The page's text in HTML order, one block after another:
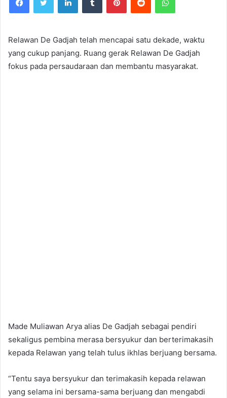
Relawan De Gadjah telah mencapai satu dekade, waktu
yang cukup panjang. Ruang gerak Relawan De Gadjah
fokus pada persaudaraan dan membantu masyarakat.
Made Muliawan Arya alias De Gadjah sebagai pendiri
sekaligus pembina merasa bersyukur dan berterimakasih
kepada Relawan yang telah tulus ikhlas berjuang bersama.
“Tentu saya bersyukur dan terimakasih kepada relawan
yang selama ini bersama-sama berjuang dan mengabdi